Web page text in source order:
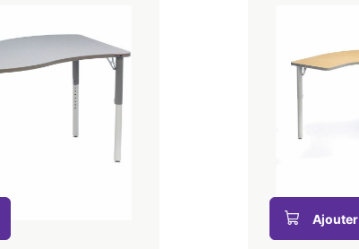
Ajouter